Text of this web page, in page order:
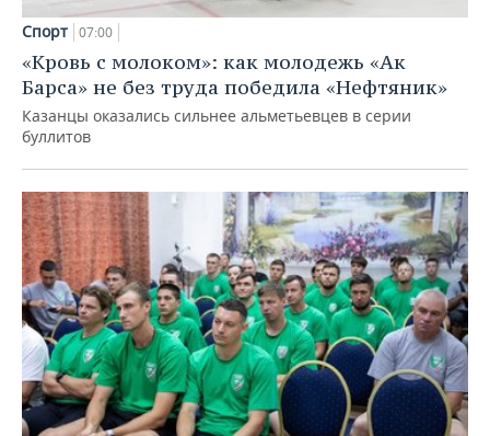
Спорт 07:00
«Кровь с молоком»: как молодежь «Ак
Барса» не без труда победила «Нефтяник»
Казанцы оказались сильнее альметьевцев в серии
буллитов